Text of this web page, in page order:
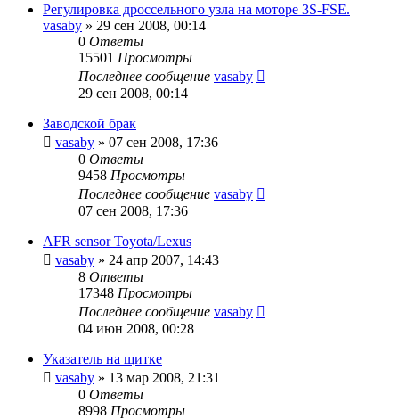
Регулировка дроссельного узла на моторе 3S-FSE.
vasaby » 29 сен 2008, 00:14
0 Ответы
15501 Просмотры
Последнее сообщение vasaby
29 сен 2008, 00:14
Заводской брак
vasaby » 07 сен 2008, 17:36
0 Ответы
9458 Просмотры
Последнее сообщение vasaby
07 сен 2008, 17:36
AFR sensor Toyota/Lexus
vasaby » 24 апр 2007, 14:43
8 Ответы
17348 Просмотры
Последнее сообщение vasaby
04 июн 2008, 00:28
Указатель на щитке
vasaby » 13 мар 2008, 21:31
0 Ответы
8998 Просмотры